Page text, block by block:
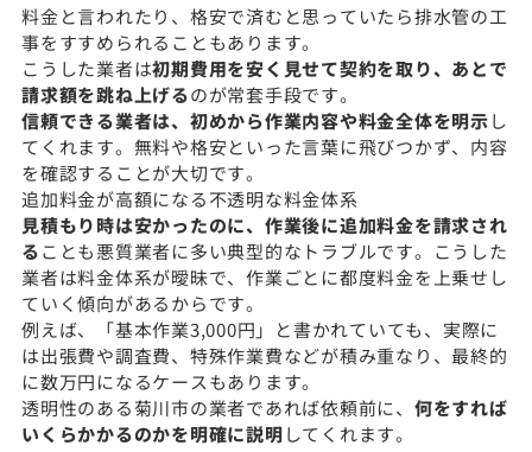
料金と言われたり、格安で済むと思っていたら排水管の工
事をすすめられることもあります。
こうした業者は初期費用を安く見せて契約を取り、あとで
請求額を跳ね上げるのが常套手段です。
信頼できる業者は、初めから作業内容や料金全体を明示し
てくれます。無料や格安といった言葉に飛びつかず、内容
を確認することが大切です。
追加料金が高額になる不透明な料金体系
見積もり時は安かったのに、作業後に追加料金を請求され
ることも悪質業者に多い典型的なトラブルです。こうした
業者は料金体系が曖昧で、作業ごとに都度料金を上乗せし
ていく傾向があるからです。
例えば、「基本作業3,000円」と書かれていても、実際に
は出張費や調査費、特殊作業費などが積み重なり、最終的
に数万円になるケースもあります。
透明性のある菊川市の業者であれば依頼前に、 何をすれば
いくらかかるのかを明確に説明してくれます。